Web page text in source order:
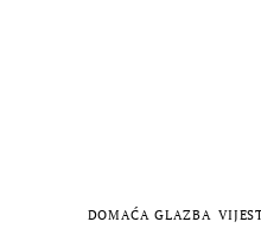
DOMAĆA GLAZBA